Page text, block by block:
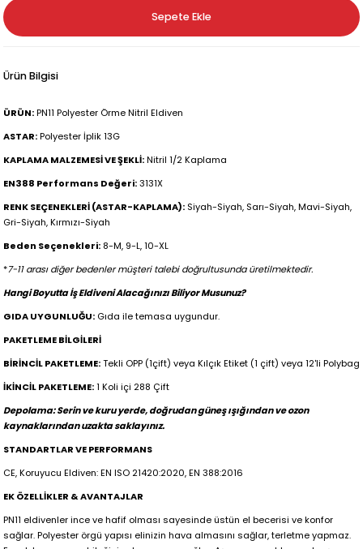
Sepete Ekle
Ürün Bilgisi
ÜRÜN:PN11 Polyester Örme Nitril Eldiven
ASTAR:Polyester İplik 13G
KAPLAMA MALZEMESİ VE ŞEKLİ:Nitril 1/2 Kaplama
EN388 Performans Değeri:3131X
RENK SEÇENEKLERİ (ASTAR-KAPLAMA): Siyah-Siyah, Sarı-Siyah, Mavi-Siyah,
Gri-Siyah, Kırmızı-Siyah
Beden Seçenekleri: 8-M, 9-L, 10-XL
*7-11 arası diğer bedenler müşteri talebi doğrultusunda üretilmektedir.
Hangi Boyutta İş Eldiveni Alacağınızı Biliyor Musunuz?
GIDA UYGUNLUĞU: Gıda ile temasa uygundur.
PAKETLEME BİLGİLERİ
BİRİNCİL PAKETLEME:Tekli OPP (1çift) veya Kılçık Etiket (1 çift) veya 12'li Polybag
İKİNCİL PAKETLEME:1 Koli içi 288 Çift
Depolama: Serin ve kuru yerde, doğrudan güneş ışığından ve ozon
kaynaklarından uzakta saklayınız.
STANDARTLAR VE PERFORMANS
CE, Koruyucu Eldiven: EN ISO 21420:2020, EN 388:2016
EK ÖZELLİKLER & AVANTAJLAR
PN11 eldivenler ince ve hafif olması sayesinde üstün el becerisi ve konfor
sağlar. Polyester örgü yapısı elinizin hava almasını sağlar, terletme yapmaz.